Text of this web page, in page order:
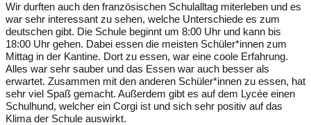
Wir durften auch den französischen Schulalltag miterleben und es
war sehr interessant zu sehen, welche Unterschiede es zum
deutschen gibt. Die Schule beginnt um 8:00 Uhr und kann bis
18:00 Uhr gehen. Dabei essen die meisten Schüler*innen zum
Mittag in der Kantine. Dort zu essen, war eine coole Erfahrung.
Alles war sehr sauber und das Essen war auch besser als
erwartet. Zusammen mit den anderen Schüler*innen zu essen, hat
sehr viel Spaß gemacht. Außerdem gibt es auf dem Lycée einen
Schulhund, welcher ein Corgi ist und sich sehr positiv auf das
Klima der Schule auswirkt.